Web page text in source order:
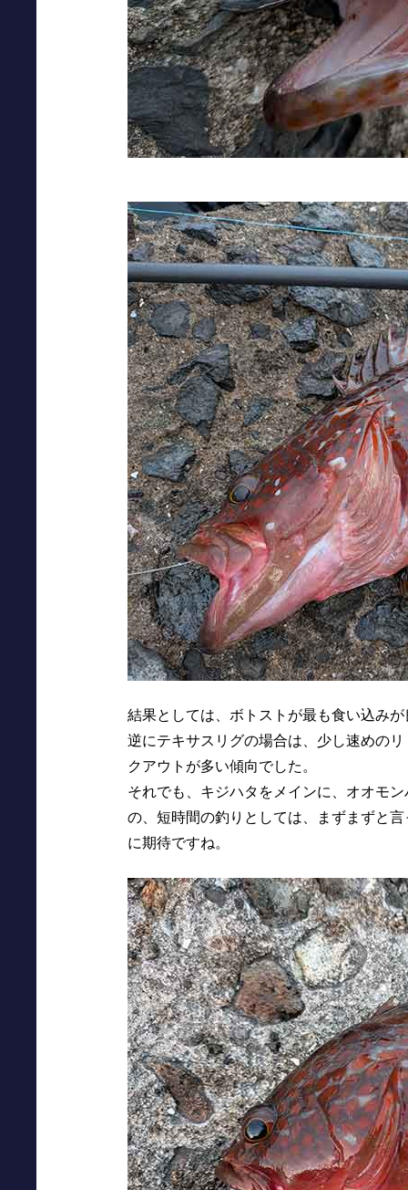
結果としては、ボトストが最も食い込み
逆にテキサスリグの場合は、少し速めの
クアウトが多い傾向でした。
それでも、キジハタをメインに、オオモ
の、短時間の釣りとしては、まずまずと
に期待ですね。